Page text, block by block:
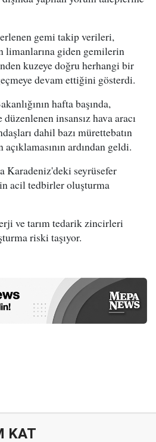
gemi takip verileri,
limanlarına giden gemilerin
kuzeye doğru herhangi bir
devam ettiğini gösterdi.
hafta başında,
insansız hava aracı
dahil bazı mürettebatın
açıklamasının ardından geldi.
Karadeniz'deki seyrüsefer
acil tedbirler oluşturma
ve tarım tedarik zincirleri
riski taşıyor.
KAT